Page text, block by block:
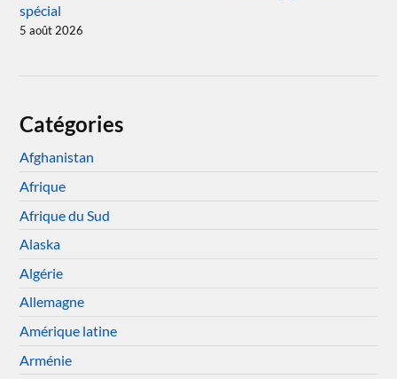
spécial
5 août 2026
Catégories
Afghanistan
Afrique
Afrique du Sud
Alaska
Algérie
Allemagne
Amérique latine
Arménie